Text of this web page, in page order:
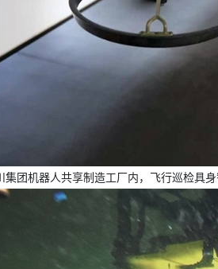
集团机器人共享制造工厂内，飞行巡检具